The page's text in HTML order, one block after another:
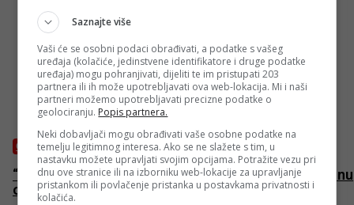
OSTALO
“Vatikanska djevojka”: Skriva li Katolička crkva istinu
o nestanku Emanuele Orlandi
Saznajte više
Vaši će se osobni podaci obrađivati, a podatke s vašeg
uređaja (kolačiće, jedinstvene identifikatore i druge podatke
uređaja) mogu pohranjivati, dijeliti te im pristupati 203
partnera ili ih može upotrebljavati ova web-lokacija. Mi i naši
partneri možemo upotrebljavati precizne podatke o
geolociranju. Popis partnera.
Neki dobavljači mogu obrađivati vaše osobne podatke na
temelju legitimnog interesa. Ako se ne slažete s tim, u
nastavku možete upravljati svojim opcijama. Potražite vezu pri
dnu ove stranice ili na izborniku web-lokacije za upravljanje
pristankom ili povlačenje pristanka u postavkama privatnosti i
kolačića.